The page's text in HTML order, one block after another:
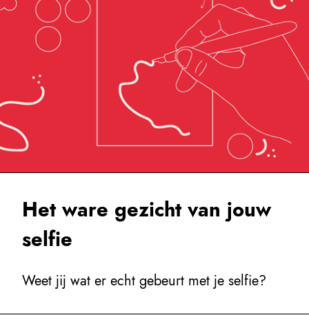
Het ware gezicht van jouw
selfie
Weet jij wat er echt gebeurt met je selfie?